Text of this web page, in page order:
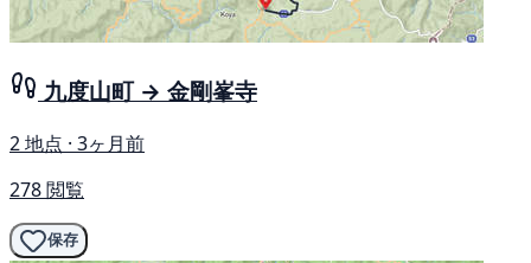
九度山町 → 金剛峯寺
2 地点 · 3ヶ月前
278 閲覧
保存